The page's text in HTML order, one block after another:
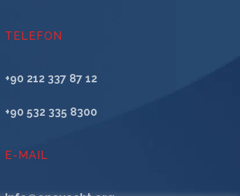
TELEFON
+90 212 337 87 12
+90 532 335 8300
E-MAIL